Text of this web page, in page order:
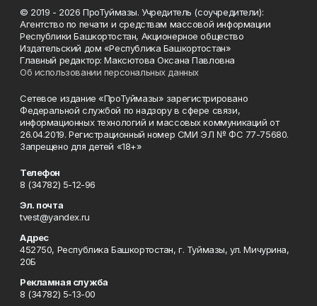
© 2019 - 2026 ПроТуймазы. Учредитель (соучредители):
Агентство по печати и средствам массовой информации
Республики Башкортостан, Акционерное общество
Издательский дом «Республика Башкортостан»
Главный редактор: Максютова Оксана Павловна
Об использовании персональных данных
Сетевое издание «ПроТуймазы» зарегистрировано
Федеральной службой по надзору в сфере связи,
информационных технологий и массовых коммуникаций от
26.04.2019. Регистрационный номер СМИ ЭЛ № ФС 77-75680.
Запрещено для детей «18+»
Телефон
8 (34782) 5-12-96
Эл. почта
tvest@yandex.ru
Адрес
452750, Республика Башкортостан, г. Туймазы, ул. Мичурина,
20Б
Рекламная служба
8 (34782) 5-13-00